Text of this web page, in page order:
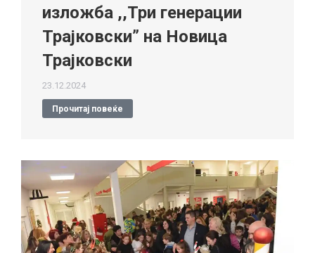
изложба ,,Три генерации
Трајковски” на Новица
Трајковски
23.12.2024
Прочитај повеќе